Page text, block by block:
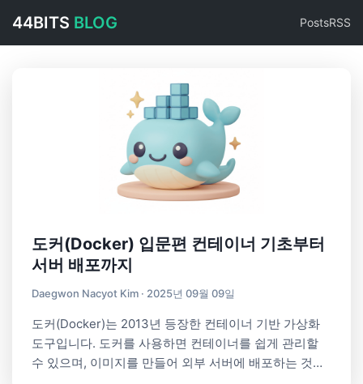
44BITS BLOG PostsRSS
도커(Docker) 입문편 컨테이너 기초부터
서버 배포까지
Daegwon Nacyot Kim · 2025년 09월 09일
도커(Docker)는 2013년 등장한 컨테이너 기반 가상화
도구입니다. 도커를 사용하면 컨테이너를 쉽게 관리할
수 있으며, 이미지를 만들어 외부 서버에 배포하는 것도